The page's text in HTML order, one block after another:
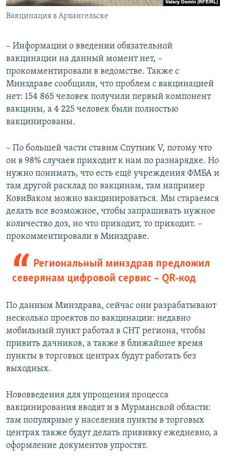
Вакцинация в Архангельске
– Информации о введении обязательной
вакцинации на данный момент нет, –
прокомментировали в ведомстве. Также с
Минздраве сообщили, что проблем с вакцинацией
нет: 154 865 человек получили первый компонент
вакцины, а 4 225 человек были полностью
вакцинированы.
– По большей части ставим Спутник V, потому что
он в 98% случаев приходит к нам по разнарядке. Но
нужно понимать, что есть ещё учреждения ФМБА и
там другой расклад по вакцинам, там например
КовиВаком можно вакцинироваться. Мы стараемся
делать все возможное, чтобы запрашивать нужное
количество доз, но что приходит, то приходит. –
прокомментировали в Минздраве.
Региональный минздрав предложил
северянам цифровой сервис – QR-код
По данным Минздрава, сейчас они разрабатывают
несколько проектов по вакцинации: недавно
мобильный пункт работал в СНТ региона, чтобы
привить дачников, а также в ближайшее время
пункты в торговых центрах будут работать без
выходных.
Нововведения для упрощения процесса
вакцинирования вводят и в Мурманской области:
там популярные у населения пункты в торговых
центрах также будут делать прививку ежедневно, а
оформление документов упростят.